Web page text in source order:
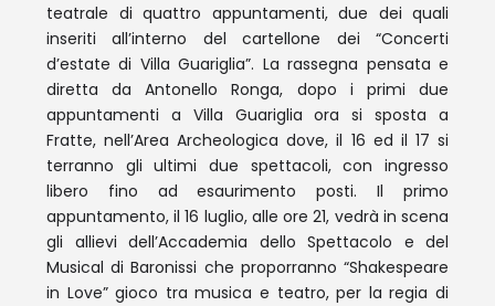
teatrale di quattro appuntamenti, due dei quali
inseriti all’interno del cartellone dei “Concerti
d’estate di Villa Guariglia”. La rassegna pensata e
diretta da Antonello Ronga, dopo i primi due
appuntamenti a Villa Guariglia ora si sposta a
Fratte, nell’Area Archeologica dove, il 16 ed il 17 si
terranno gli ultimi due spettacoli, con ingresso
libero fino ad esaurimento posti. Il primo
appuntamento, il 16 luglio, alle ore 21, vedrà in scena
gli allievi dell’Accademia dello Spettacolo e del
Musical di Baronissi che proporranno “Shakespeare
in Love” gioco tra musica e teatro, per la regia di